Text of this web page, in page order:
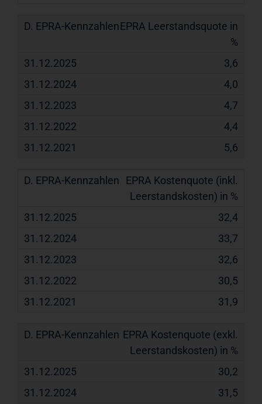
EPRA Leerstandsquote in
%
3,6
4,0
4,7
4,4
5,6
EPRA Kostenquote (inkl.
Leerstandskosten) in %
32,4
33,7
32,6
30,5
31,9
EPRA Kostenquote (exkl.
Leerstandskosten) in %
30,2
31,5